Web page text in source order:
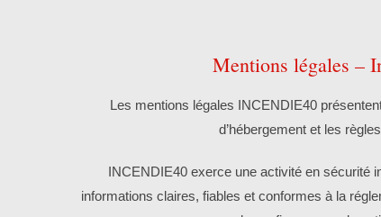
Mentions légales –
Les mentions légales INCENDIE40
d’hébergement et les
INCENDIE40 exerce une activité en sécurité
informations claires, fiables et conformes à la